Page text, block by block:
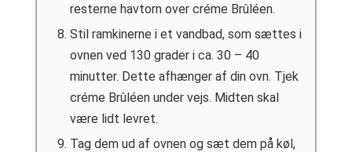
resterne havtorn over créme Brûléen.
Stil ramkinerne i et vandbad, som sættes i
ovnen ved 130 grader i ca. 30 – 40
minutter. Dette afhænger af din ovn. Tjek
créme Brûléen under vejs. Midten skal
være lidt levret.
Tag dem ud af ovnen og sæt dem på køl,